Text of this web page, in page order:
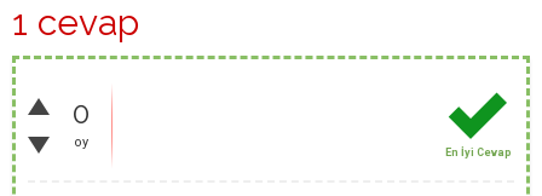
1 cevap
0
oy
En İyi Cevap